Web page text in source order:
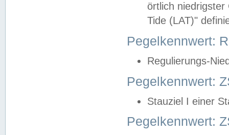
örtlich
Tide (LAT)"
Pegelkennwert:
Regulierungs-
Pegelkennwert:
Stauziel I einer
Pegelkennwert: